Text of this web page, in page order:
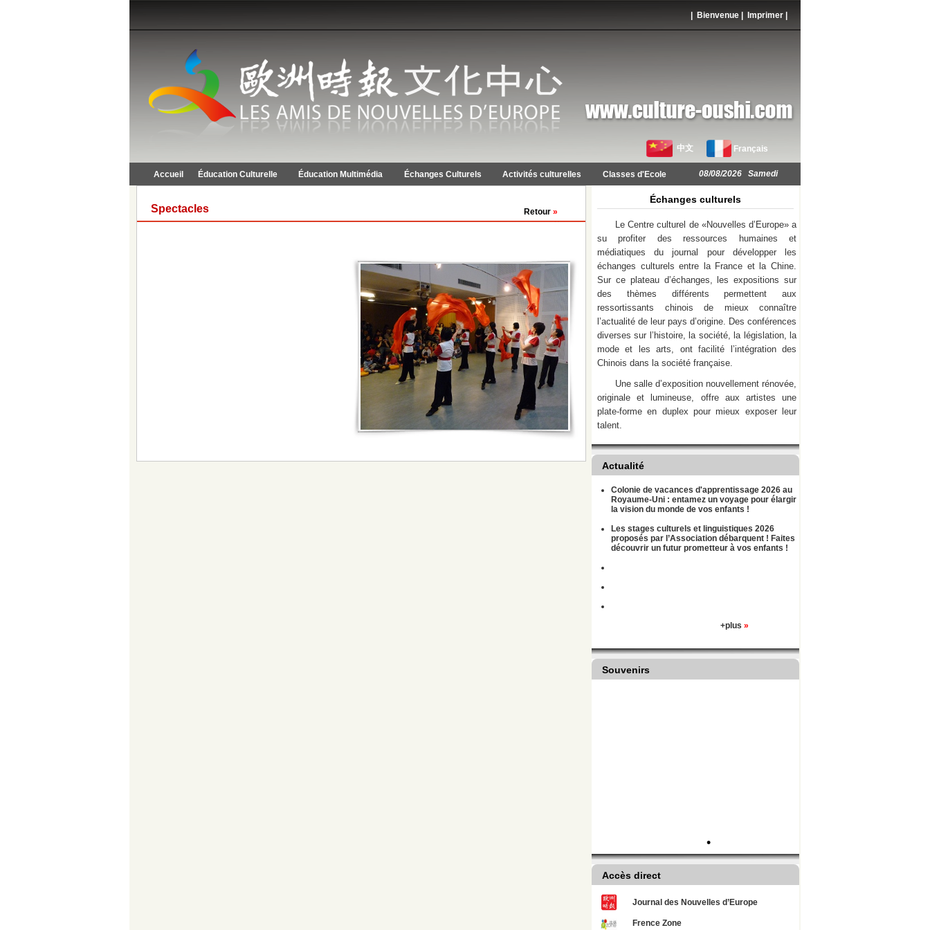
| Bienvenue | Imprimer
中文 Français
Accueil Éducation Culturelle Éducation Multimédia Échanges Culturels Activités culturelles Classes d'Ecole 08/08/2026 Samedi
Spectacles Retour »
Échanges culturels
Le Centre culturel de «Nouvelles d’Europe» a
su profiter des ressources humaines et
médiatiques du journal pour développer les
échanges culturels entre la France et la Chine.
Sur ce plateau d’échanges, les expositions sur
des thèmes différents permettent aux
ressortissants chinois de mieux connaître
l’actualité de leur pays d’origine. Des conférences
diverses sur l’histoire, la société, la législation, la
mode et les arts, ont facilité l’intégration des
Chinois dans la société française.
Une salle d’exposition nouvellement rénovée,
originale et lumineuse, offre aux artistes une
plate-forme en duplex pour mieux exposer leur
talent.
Actualité
Colonie de vacances d'apprentissage 2026 au
Royaume-Uni : entamez un voyage pour élargir
la vision du monde de vos enfants !
Les stages culturels et linguistiques 2026
proposés par l’Association débarquent ! Faites
découvrir un futur prometteur à vos enfants !
+plus »
Souvenirs
•
Accès direct
Journal des Nouvelles d’Europe
Frence Zone